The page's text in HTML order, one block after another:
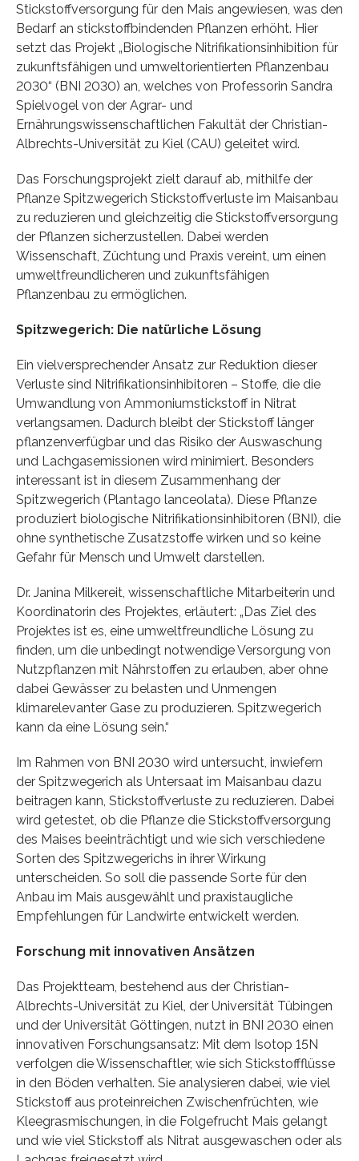
Stickstoffversorgung für den Mais angewiesen, was den
Bedarf an stickstoffbindenden Pflanzen erhöht. Hier
setzt das Projekt „Biologische Nitrifikationsinhibition für
zukunftsfähigen und umweltorientierten Pflanzenbau
2030“ (BNI 2030) an, welches von Professorin Sandra
Spielvogel von der Agrar- und
Ernährungswissenschaftlichen Fakultät der Christian-
Albrechts-Universität zu Kiel (CAU) geleitet wird.
Das Forschungsprojekt zielt darauf ab, mithilfe der
Pflanze Spitzwegerich Stickstoffverluste im Maisanbau
zu reduzieren und gleichzeitig die Stickstoffversorgung
der Pflanzen sicherzustellen. Dabei werden
Wissenschaft, Züchtung und Praxis vereint, um einen
umweltfreundlicheren und zukunftsfähigen
Pflanzenbau zu ermöglichen.
Spitzwegerich: Die natürliche Lösung
Ein vielversprechender Ansatz zur Reduktion dieser
Verluste sind Nitrifikationsinhibitoren – Stoffe, die die
Umwandlung von Ammoniumstickstoff in Nitrat
verlangsamen. Dadurch bleibt der Stickstoff länger
pflanzenverfügbar und das Risiko der Auswaschung
und Lachgasemissionen wird minimiert. Besonders
interessant ist in diesem Zusammenhang der
Spitzwegerich (Plantago lanceolata). Diese Pflanze
produziert biologische Nitrifikationsinhibitoren (BNI), die
ohne synthetische Zusatzstoffe wirken und so keine
Gefahr für Mensch und Umwelt darstellen.
Dr. Janina Milkereit, wissenschaftliche Mitarbeiterin und
Koordinatorin des Projektes, erläutert: „Das Ziel des
Projektes ist es, eine umweltfreundliche Lösung zu
finden, um die unbedingt notwendige Versorgung von
Nutzpflanzen mit Nährstoffen zu erlauben, aber ohne
dabei Gewässer zu belasten und Unmengen
klimarelevanter Gase zu produzieren. Spitzwegerich
kann da eine Lösung sein.“
Im Rahmen von BNI 2030 wird untersucht, inwiefern
der Spitzwegerich als Untersaat im Maisanbau dazu
beitragen kann, Stickstoffverluste zu reduzieren. Dabei
wird getestet, ob die Pflanze die Stickstoffversorgung
des Maises beeinträchtigt und wie sich verschiedene
Sorten des Spitzwegerichs in ihrer Wirkung
unterscheiden. So soll die passende Sorte für den
Anbau im Mais ausgewählt und praxistaugliche
Empfehlungen für Landwirte entwickelt werden.
Forschung mit innovativen Ansätzen
Das Projektteam, bestehend aus der Christian-
Albrechts-Universität zu Kiel, der Universität Tübingen
und der Universität Göttingen, nutzt in BNI 2030 einen
innovativen Forschungsansatz: Mit dem Isotop 15N
verfolgen die Wissenschaftler, wie sich Stickstoffflüsse
in den Böden verhalten. Sie analysieren dabei, wie viel
Stickstoff aus proteinreichen Zwischenfrüchten, wie
Kleegrasmischungen, in die Folgefrucht Mais gelangt
und wie viel Stickstoff als Nitrat ausgewaschen oder als